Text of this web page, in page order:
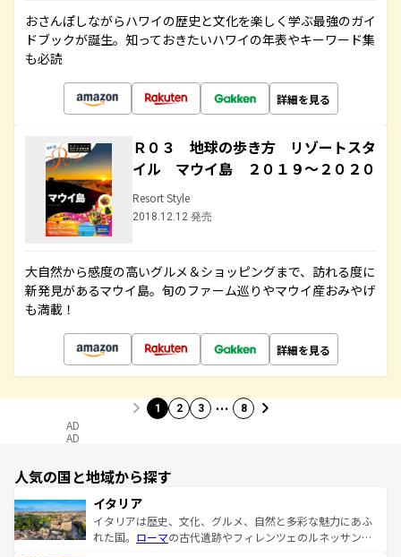
おさんぽしながらハワイの歴史と文化を楽しく学ぶ最強のガイ
ドブックが誕生。知っておきたいハワイの年表やキーワード集
も必読
詳細を見る
Ｒ０３ 地球の歩き方 リゾートスタ
イル マウイ島 ２０１９～２０２０
Resort Style
2018.12.12 発売
大自然から感度の高いグルメ＆ショッピングまで、訪れる度に
新発見があるマウイ島。旬のファーム巡りやマウイ産おみやげ
も満載！
詳細を見る
1 2 3 … 8
AD
AD
人気の国と地域から探す
イタリア
イタリアは歴史、文化、グルメ、自然と多彩な魅力にあふ
れた国。 ローマの古代遺跡やフィレンツェのルネッサンス